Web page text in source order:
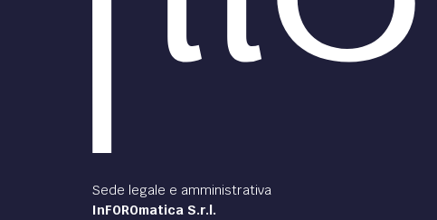
Sede legale e amministrativa
InFOROmatica S.r.l.